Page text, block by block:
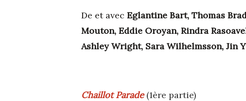
De et avec Eglantine Bart, Thomas
Mouton, Eddie Oroyan, Rindra
Ashley Wright, Sara Wilhelmsson, Jin
Chaillot Parade(1ère partie)